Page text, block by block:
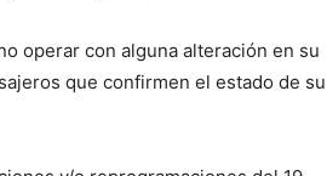
operar con alguna alteración en su
que confirmen el estado de su